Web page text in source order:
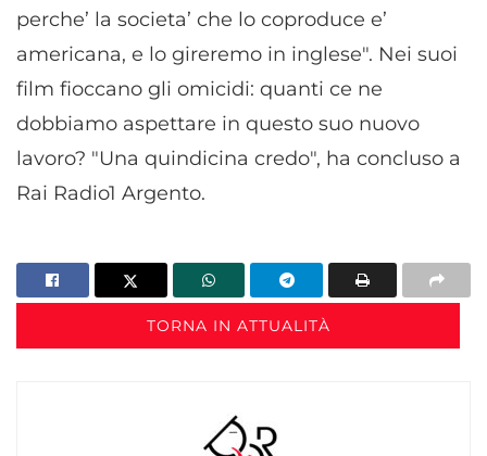
perche’ la societa’ che lo coproduce e’
americana, e lo gireremo in inglese". Nei suoi
film fioccano gli omicidi: quanti ce ne
dobbiamo aspettare in questo suo nuovo
lavoro? "Una quindicina credo", ha concluso a
Rai Radio1 Argento.
TORNA IN ATTUALITÀ